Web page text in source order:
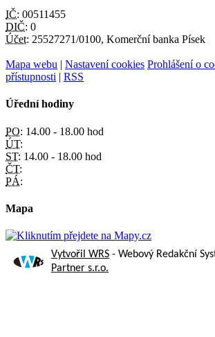
IČ: 00511455
DIČ: 0
Účet: 25527271/0100, Komerční banka Písek
Mapa webu | Nastavení cookies Prohlášení o
přístupnosti | RSS
Úřední hodiny
PO: 14.00 - 18.00 hod
ÚT:
ST: 14.00 - 18.00 hod
ČT:
PÁ:
Mapa
Vytvořil WRS - Webový Redakční
Partner s.r.o.